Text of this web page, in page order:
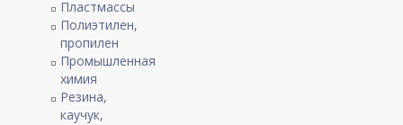
Пластмассы
Полиэтилен,
пропилен
Промышленная
химия
Резина,
каучук,